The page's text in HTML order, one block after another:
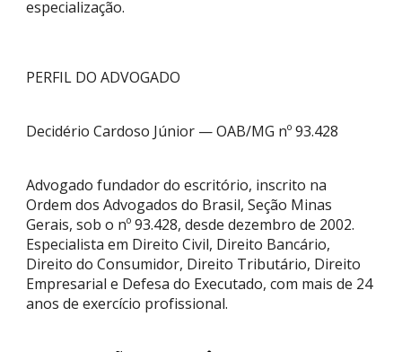
especialização.
PERFIL DO ADVOGADO
Decidério Cardoso Júnior — OAB/MG nº 93.428
Advogado fundador do escritório, inscrito na
Ordem dos Advogados do Brasil, Seção Minas
Gerais, sob o nº 93.428, desde dezembro de 2002.
Especialista em Direito Civil, Direito Bancário,
Direito do Consumidor, Direito Tributário, Direito
Empresarial e Defesa do Executado, com mais de 24
anos de exercício profissional.